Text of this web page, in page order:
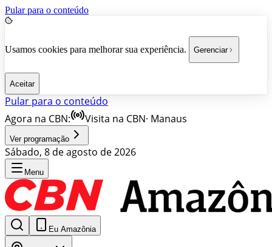
Pular para o conteúdo
Usamos cookies para melhorar sua experiência. Gerenciar
Aceitar
Pular para o conteúdo
Agora na CBN:
Visita na CBN· Manaus
Ver programação
Sábado, 8 de agosto de 2026
Menu
Eu Amazônia